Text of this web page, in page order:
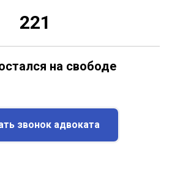
221
на свободе
звонок адвоката